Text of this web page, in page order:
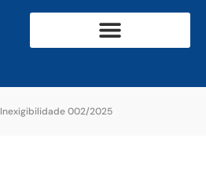
Inexigibilidade 002/2025